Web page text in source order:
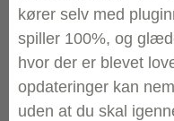
kører selv med
spiller 100%, og
hvor der er blevet
opdateringer kan
uden at du skal